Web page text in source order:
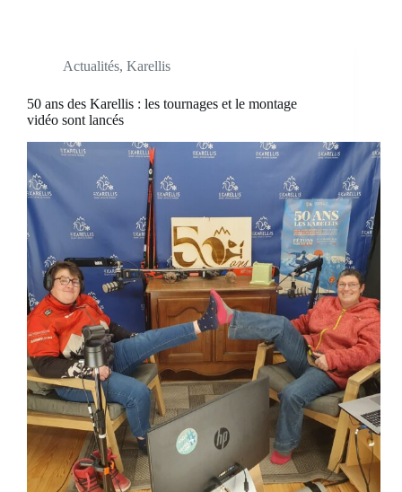
Actualités, Karellis
50 ans des Karellis : les tournages et le montage
vidéo sont lancés